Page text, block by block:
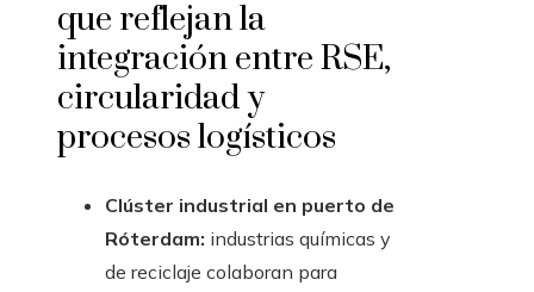
que reflejan la
integración entre RSE,
circularidad y
procesos logísticos
Clúster industrial en puerto de
Róterdam: industrias químicas y
de reciclaje colaboran para